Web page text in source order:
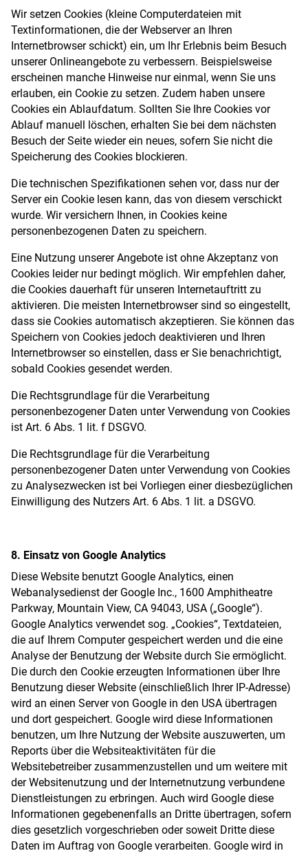
Wir setzen Cookies (kleine Computerdateien mit
Textinformationen, die der Webserver an Ihren
Internetbrowser schickt) ein, um Ihr Erlebnis beim Besuch
unserer Onlineangebote zu verbessern. Beispielsweise
erscheinen manche Hinweise nur einmal, wenn Sie uns
erlauben, ein Cookie zu setzen. Zudem haben unsere
Cookies ein Ablaufdatum. Sollten Sie Ihre Cookies vor
Ablauf manuell löschen, erhalten Sie bei dem nächsten
Besuch der Seite wieder ein neues, sofern Sie nicht die
Speicherung des Cookies blockieren.
Die technischen Spezifikationen sehen vor, dass nur der
Server ein Cookie lesen kann, das von diesem verschickt
wurde. Wir versichern Ihnen, in Cookies keine
personenbezogenen Daten zu speichern.
Eine Nutzung unserer Angebote ist ohne Akzeptanz von
Cookies leider nur bedingt möglich. Wir empfehlen daher,
die Cookies dauerhaft für unseren Internetauftritt zu
aktivieren. Die meisten Internetbrowser sind so eingestellt,
dass sie Cookies automatisch akzeptieren. Sie können das
Speichern von Cookies jedoch deaktivieren und Ihren
Internetbrowser so einstellen, dass er Sie benachrichtigt,
sobald Cookies gesendet werden.
Die Rechtsgrundlage für die Verarbeitung
personenbezogener Daten unter Verwendung von Cookies
ist Art. 6 Abs. 1 lit. f DSGVO.
Die Rechtsgrundlage für die Verarbeitung
personenbezogener Daten unter Verwendung von Cookies
zu Analysezwecken ist bei Vorliegen einer diesbezüglichen
Einwilligung des Nutzers Art. 6 Abs. 1 lit. a DSGVO.
8. Einsatz von Google Analytics
Diese Website benutzt Google Analytics, einen
Webanalysedienst der Google Inc., 1600 Amphitheatre
Parkway, Mountain View, CA 94043, USA („Google“).
Google Analytics verwendet sog. „Cookies“, Textdateien,
die auf Ihrem Computer gespeichert werden und die eine
Analyse der Benutzung der Website durch Sie ermöglicht.
Die durch den Cookie erzeugten Informationen über Ihre
Benutzung dieser Website (einschließlich Ihrer IP-Adresse)
wird an einen Server von Google in den USA übertragen
und dort gespeichert. Google wird diese Informationen
benutzen, um Ihre Nutzung der Website auszuwerten, um
Reports über die Websiteaktivitäten für die
Websitebetreiber zusammenzustellen und um weitere mit
der Websitenutzung und der Internetnutzung verbundene
Dienstleistungen zu erbringen. Auch wird Google diese
Informationen gegebenenfalls an Dritte übertragen, sofern
dies gesetzlich vorgeschrieben oder soweit Dritte diese
Daten im Auftrag von Google verarbeiten. Google wird in